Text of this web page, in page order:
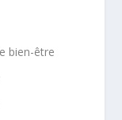
bien-être